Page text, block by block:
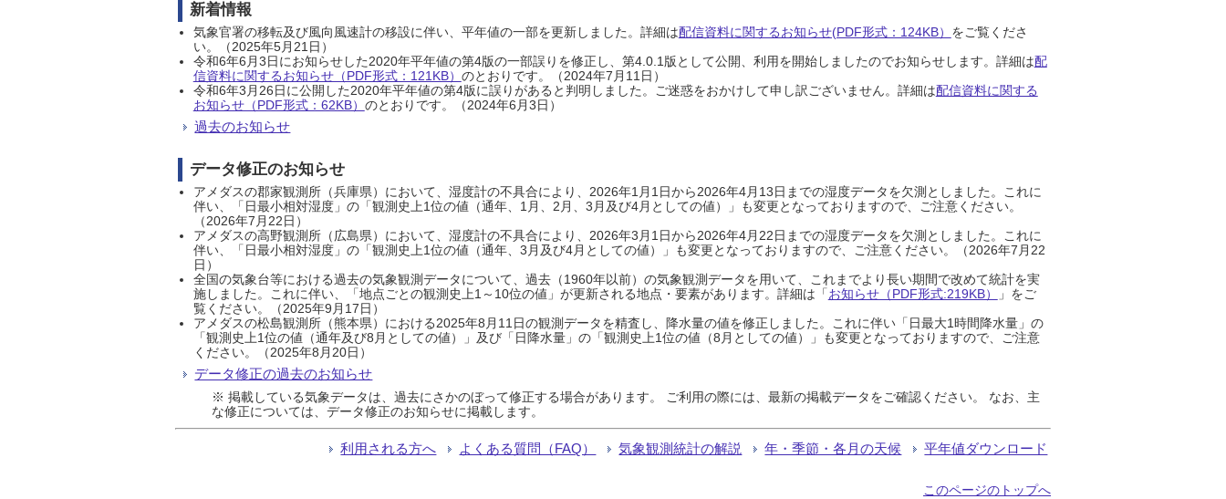
新着情報
気象官署の移転及び風向風速計の移設に伴い、平年値の一部を更新しました。詳細は配信資料に関するお知らせ(PDF形式：124KB） をご覧くださ
い。（2025年5月21日）
令和6年6月3日にお知らせした2020年平年値の第4版の一部誤りを修正し、第4.0.1版として公開、利用を開始しましたのでお知らせします。詳細は配
信資料に関するお知らせ（PDF形式：121KB） のとおりです。（2024年7月11日）
令和6年3月26日に公開した2020年平年値の第4版に誤りがあると判明しました。ご迷惑をおかけして申し訳ございません。詳細は配信資料に関する
お知らせ（PDF形式：62KB） のとおりです。（2024年6月3日）
過去のお知らせ
データ修正のお知らせ
アメダスの郡家観測所（兵庫県）において、湿度計の不具合により、2026年1月1日から2026年4月13日までの湿度データを欠測としました。これに
伴い、「日最小相対湿度」の「観測史上1位の値（通年、1月、2月、3月及び4月としての値）」も変更となっておりますので、ご注意ください。
（2026年7月22日）
アメダスの高野観測所（広島県）において、湿度計の不具合により、2026年3月1日から2026年4月22日までの湿度データを欠測としました。これに
伴い、「日最小相対湿度」の「観測史上1位の値（通年、3月及び4月としての値）」も変更となっておりますので、ご注意ください。（2026年7月22
日）
全国の気象台等における過去の気象観測データについて、過去（1960年以前）の気象観測データを用いて、これまでより長い期間で改めて統計を実
施しました。これに伴い、「地点ごとの観測史上1～10位の値」が更新される地点・要素があります。詳細は「お知らせ（PDF形式:219KB）
」をご
覧ください。（2025年9月17日）
アメダスの松島観測所（熊本県）における2025年8月11日の観測データを精査し、降水量の値を修正しました。これに伴い「日最大1時間降水量」の
「観測史上1位の値（通年及び8月としての値）」及び「日降水量」の「観測史上1位の値（8月としての値）」も変更となっておりますので、ご注意
ください。（2025年8月20日）
データ修正の過去のお知らせ
※ 掲載している気象データは、過去にさかのぼって修正する場合があります。 ご利用の際には、最新の掲載データをご確認ください。 なお、主
な修正については、データ修正のお知らせに掲載します。
利用される方へ よくある質問（FAQ） 気象観測統計の解説 年・季節・各月の天候 平年値ダウンロード
このページのトップへ